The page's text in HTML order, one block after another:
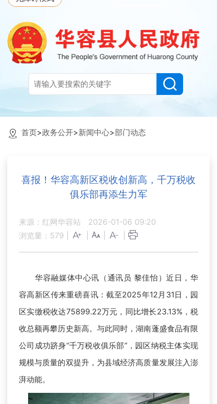
首页>政务公开>新闻中心>部门动态
喜报！华容高新区税收创新高，千万税收
俱乐部再添生力军
来源：红网华容站
2026-01-06 09:20
浏览量： 579
华容融媒体中心讯（通讯员 黎佳怡）近日，华
容高新区传来重磅喜讯：截至2025年12月31日，园
区实缴税收达75899.22万元，同比增长23.13%，税
收总额再攀历史新高。与此同时，湖南蓬盛食品有限
公司成功跻身“千万税收俱乐部”，园区纳税主体实现
规模与质量的双提升，为县域经济高质量发展注入澎
湃动能。